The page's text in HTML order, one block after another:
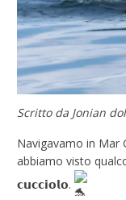
Scritto da Jonian
Navigavamo in Mar
abbiamo visto
𝗰𝘂𝗰𝗰𝗶𝗼𝗹𝗼.